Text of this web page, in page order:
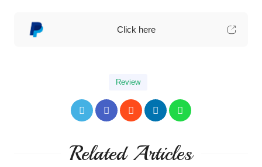
Click here
Review
Related Articles